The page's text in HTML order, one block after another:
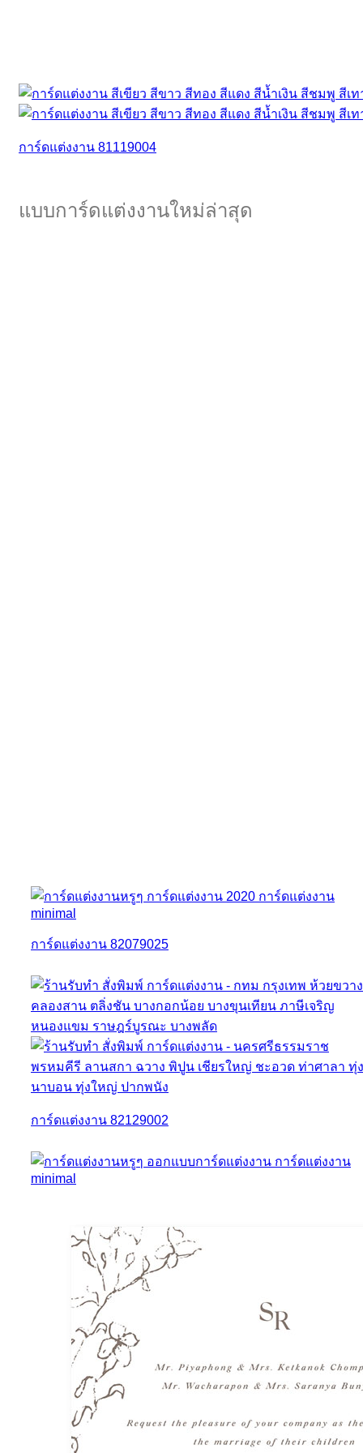
การ์ดแต่งงาน 81119004
แบบการ์ดแต่งงานใหม่ล่าสุด
การ์ดแต่งงาน 82079025
การ์ดแต่งงาน 82129002